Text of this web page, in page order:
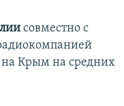
совместно с
Крым на средних